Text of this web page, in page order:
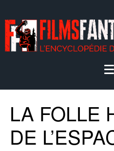
LA FOLLE
DE